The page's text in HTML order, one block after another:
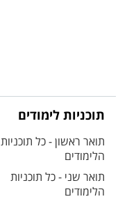
תוכניות לימודים
תואר ראשון - כל תוכניות
הלימודים
תואר שני - כל תוכניות
הלימודים